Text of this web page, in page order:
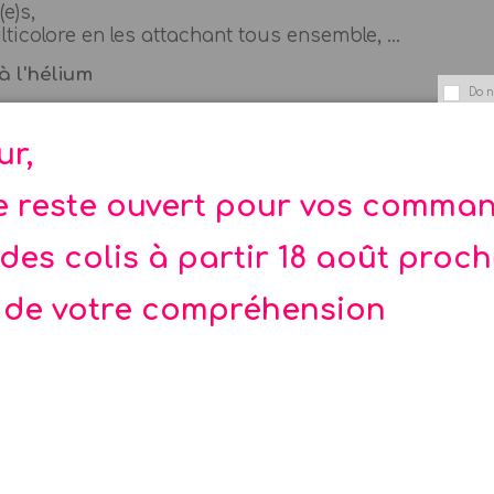
Do
reste ouvert pour vos
colis à partir 18 août
votre compréhension
en les attachant tous ensemble, ...
l'hélium
pour faire sortir le gaz,
ballon avec la ficelle de votre choix